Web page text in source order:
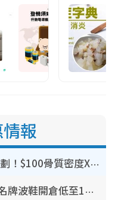
報
港大推賽馬會強化骨骼計劃！$100骨質密度X光檢查 完成免費運動訓練送超市禮券！附參加資格
開倉優惠 | 尖沙咀海港城名牌波鞋開倉低至1折！On鞋$899起／Joy&Peace鞋履$98起